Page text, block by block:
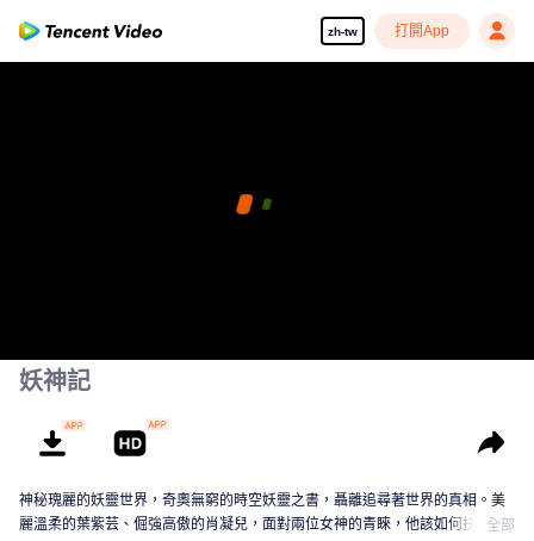
zh-tw 打開App
妖神記
神秘瑰麗的妖靈世界，奇奧無窮的時空妖靈之書，聶離追尋著世界的真相。美
麗溫柔的葉紫芸、倔強高傲的肖凝兒，面對兩位女神的青睞，他該如何抉擇？
全部